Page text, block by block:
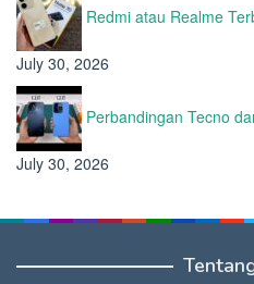
Redmi atau Realme
July 30, 2026
Perbandingan Tecno
July 30, 2026